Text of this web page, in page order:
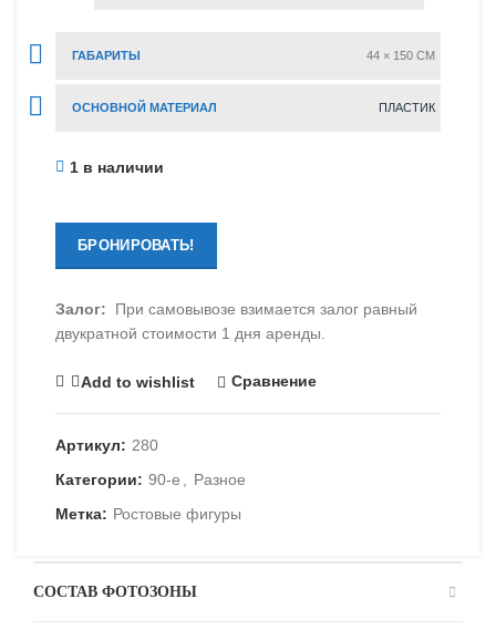
ГАБАРИТЫ 44 × 150 CM
ОСНОВНОЙ МАТЕРИАЛ ПЛАСТИК
1 в наличии
БРОНИРОВАТЬ!
Залог: При самовывозе взимается залог равный
двукратной стоимости 1 дня аренды.
Add to wishlist Сравнение
Артикул: 280
Категории: 90-е
Разное
Метка: Ростовые фигуры
СОСТАВ ФОТОЗОНЫ